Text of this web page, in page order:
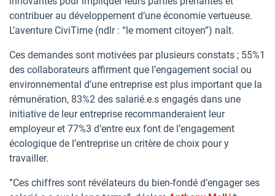
contribuer au développement d’une économie vertueuse.
L’aventure CiviTime (ndlr : “le moment citoyen”) naît.
Ces demandes sont motivées par plusieurs constats ; 55%1
des collaborateurs affirment que l’engagement social ou
environnemental d’une entreprise est plus important que la
rémunération, 83%2 des salarié.e.s engagés dans une
initiative de leur entreprise recommanderaient leur
employeur et 77%3 d’entre eux font de l’engagement
écologique de l’entreprise un critère de choix pour y
travailler.
”Ces chiffres sont révélateurs du bien-fondé d’engager ses